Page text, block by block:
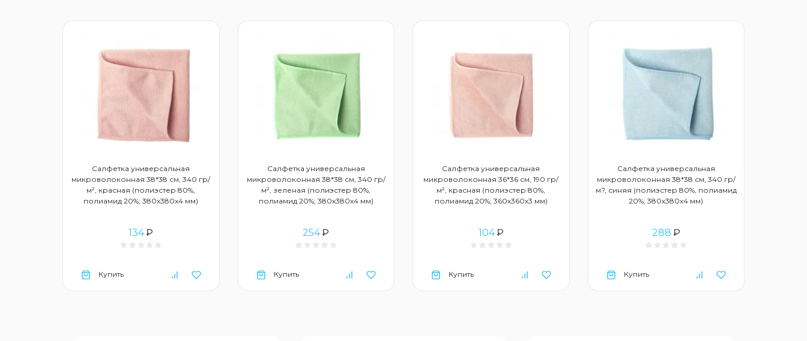
Салфетка универсальная
микроволоконная 38*38 см, 340 гр/
м², красная (полиэстер 80%,
полиамид 20%; 380х380х4 мм)
134₽
Купить
Салфетка универсальная
микроволоконная 38*38 см, 340 гр/
м², зеленая (полиэстер 80%,
полиамид 20%; 380х380х4 мм)
254₽
Купить
Салфетка универсальная
микроволоконная 36*36 см, 190 гр/
м², красная (полиэстер 80%,
полиамид 20%; 360х360х3 мм)
104₽
Купить
Салфетка универсальная
микроволоконная 38*38 см, 340 гр/
м?, синяя (полиэстер 80%, полиамид
20%; 380х380х4 мм)
288 ₽
Купить